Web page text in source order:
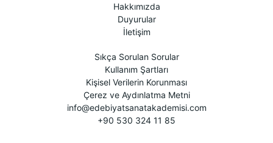
Hakkımızda
Duyurular
İletişim
Sıkça Sorulan Sorular
Kullanım Şartları
Kişisel Verilerin Korunması
Çerez ve Aydınlatma Metni
info@edebiyatsanatakademisi.com
+90 530 324 11 85